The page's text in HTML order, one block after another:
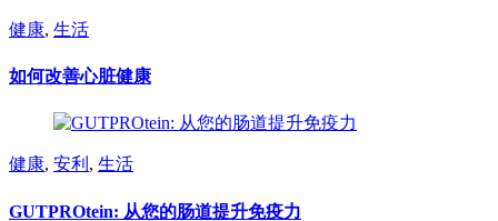
健康, 生活
如何改善心脏健康
健康, 安利 , 生活
GUTPROtein: 从您的肠道提升免疫力